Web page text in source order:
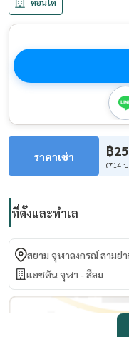
ราคาเช่า ฿
(714
ที่ตั้งและทำเล
สยาม จุฬาลงกรณ์ สามย่
แอชตัน จุฬา - สีลม